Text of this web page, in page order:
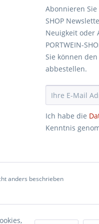
Abonnieren Sie
SHOP
Neuigkeit oder
PORTWEIN-
Sie können
abbestellen.
Ich habe die
Kenntnis
anders beschrieben